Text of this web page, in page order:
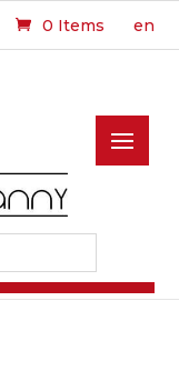
0 Items en